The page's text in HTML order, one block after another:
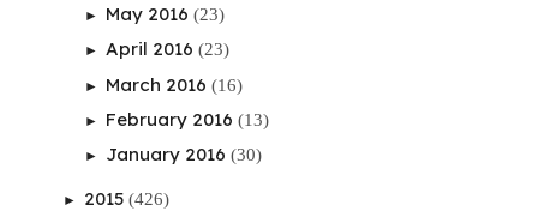
► May 2016 (23)
► April 2016 (23)
► March 2016 (16)
► February 2016 (13)
► January 2016 (30)
► 2015 (426)